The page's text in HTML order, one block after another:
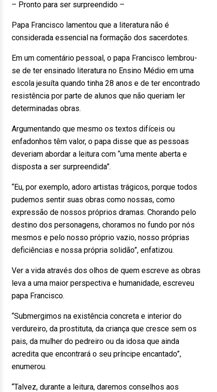
– Pronto para ser surpreendido –
Papa Francisco lamentou que a literatura não é
considerada essencial na formação dos sacerdotes.
Em um comentário pessoal, o papa Francisco lembrou-
se de ter ensinado literatura no Ensino Médio em uma
escola jesuíta quando tinha 28 anos e de ter encontrado
resistência por parte de alunos que não queriam ler
determinadas obras.
Argumentando que mesmo os textos difíceis ou
enfadonhos têm valor, o papa disse que as pessoas
deveriam abordar a leitura com “uma mente aberta e
disposta a ser surpreendida”.
“Eu, por exemplo, adoro artistas trágicos, porque todos
pudemos sentir suas obras como nossas, como
expressão de nossos próprios dramas. Chorando pelo
destino dos personagens, choramos no fundo por nós
mesmos e pelo nosso próprio vazio, nosso próprias
deficiências e nossa própria solidão”, enfatizou.
Ver a vida através dos olhos de quem escreve as obras
leva a uma maior perspectiva e humanidade, escreveu
papa Francisco.
“Submergimos na existência concreta e interior do
verdureiro, da prostituta, da criança que cresce sem os
pais, da mulher do pedreiro ou da idosa que ainda
acredita que encontrará o seu príncipe encantado”,
enumerou.
“Talvez, durante a leitura, daremos conselhos aos